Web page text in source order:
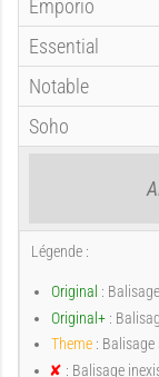
Emporio
Essential
Notable
Soho
Légende :
Original :
Original+ :
Theme :
: Balisage